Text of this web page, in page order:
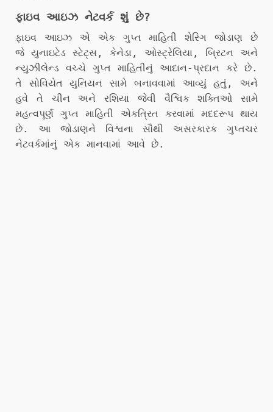
ફાઇવ આઇઝ નેટવર્ક શું છે?
ફાઇવ આઇઝ એ એક ગુપ્ત માહિતી શેરિંગ જોડાણ છે
જે યુનાઇટેડ સ્ટેટ્સ, કેનેડા, ઓસ્ટ્રેલિયા, બ્રિટન અને
ન્યુઝીલેન્ડ વચ્ચે ગુપ્ત માહિતીનું આદાન-પ્રદાન કરે છે.
તે સોવિયેત યુનિયન સામે બનાવવામાં આવ્યું હતું, અને
હવે તે ચીન અને રશિયા જેવી વૈશ્વિક શક્તિઓ સામે
મહત્વપૂર્ણ ગુપ્ત માહિતી એકત્રિત કરવામાં મદદરૂપ થાય
છે. આ જોડાણને વિશ્વના સૌથી અસરકારક ગુપ્તચર
નેટવર્કમાંનું એક માનવામાં આવે છે.